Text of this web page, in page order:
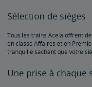
Sélection de sièges
Tous les trains Acela offrent
en classe Affaires et en
tranquille sachant que votre
Une prise à chaque